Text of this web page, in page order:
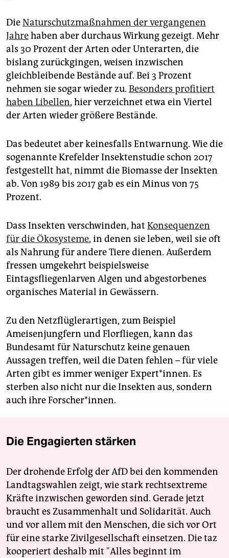
DieNaturschutzmaßnahmen der vergangenen
Jahrehaben aber durchaus Wirkung gezeigt. Mehr
als 30 Prozent der Arten oder Unterarten, die
bislang zurückgingen, weisen inzwischen
gleichbleibende Bestände auf. Bei 3 Prozent
nehmen sie sogar wieder zu. Besonders profitiert
haben Libellen, hier verzeichnet etwa ein Viertel
der Arten wieder größere Bestände.
Das bedeutet aber keinesfalls Entwarnung. Wie die
sogenannte Krefelder Insektenstudie schon 2017
festgestellt hat, nimmt die Biomasse der Insekten
ab. Von 1989 bis 2017 gab es ein Minus von 75
Prozent.
Dass Insekten verschwinden, hat Konsequenzen
für die Ökosysteme, in denen sie leben, weil sie oft
als Nahrung für andere Tiere dienen. Außerdem
fressen umgekehrt beispielsweise
Eintagsfliegenlarven Algen und abgestorbenes
organisches Material in Gewässern.
Zu den Netzflüglerartigen, zum Beispiel
Ameisenjungfern und Florfliegen, kann das
Bundesamt für Naturschutz keine genauen
Aussagen treffen, weil die Daten fehlen – für viele
Arten gibt es immer weniger Expert*innen. Es
sterben also nicht nur die Insekten aus, sondern
auch ihre Forscher*innen.
Die Engagierten stärken
Der drohende Erfolg der AfD bei den kommenden
Landtagswahlen zeigt, wie stark rechtsextreme
Kräfte inzwischen geworden sind. Gerade jetzt
braucht es Zusammenhalt und Solidarität. Auch
und vor allem mit den Menschen, die sich vor Ort
für eine starke Zivilgesellschaft einsetzen. Die taz
kooperiert deshalb mit "Alles beginnt im